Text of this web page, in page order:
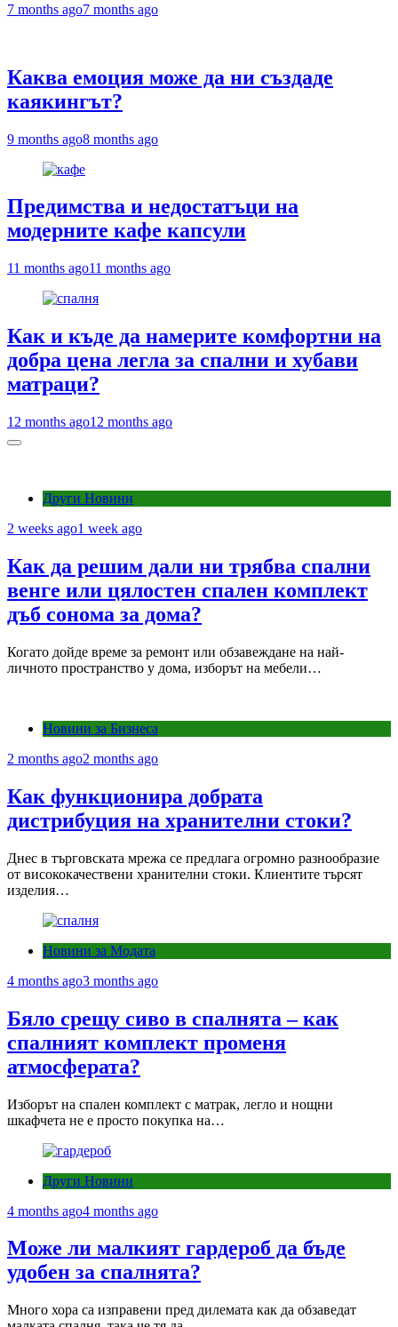
7 months ago7 months ago
Каква емоция може да ни създаде
каякингът?
9 months ago8 months ago
Предимства и недостатъци на
модерните кафе капсули
11 months ago11 months ago
Как и къде да намерите комфортни на
добра цена легла за спални и хубави
матраци?
12 months ago12 months ago
Други Новини
2 weeks ago1 week ago
Как да решим дали ни трябва спални
венге или цялостен спален комплект
дъб сонома за дома?
Когато дойде време за ремонт или обзавеждане на най-
личното пространство у дома, изборът на мебели…
Новини за Бизнеса
2 months ago2 months ago
Как функционира добрата
дистрибуция на хранителни стоки?
Днес в търговската мрежа се предлага огромно разнообразие
от висококачествени хранителни стоки. Клиентите търсят
изделия…
Новини за Модата
4 months ago3 months ago
Бяло срещу сиво в спалнята – как
спалният комплект променя
атмосферата?
Изборът на спален комплект с матрак, легло и нощни
шкафчета не е просто покупка на…
Други Новини
4 months ago4 months ago
Може ли малкият гардероб да бъде
удобен за спалнята?
Много хора са изправени пред дилемата как да обзаведат